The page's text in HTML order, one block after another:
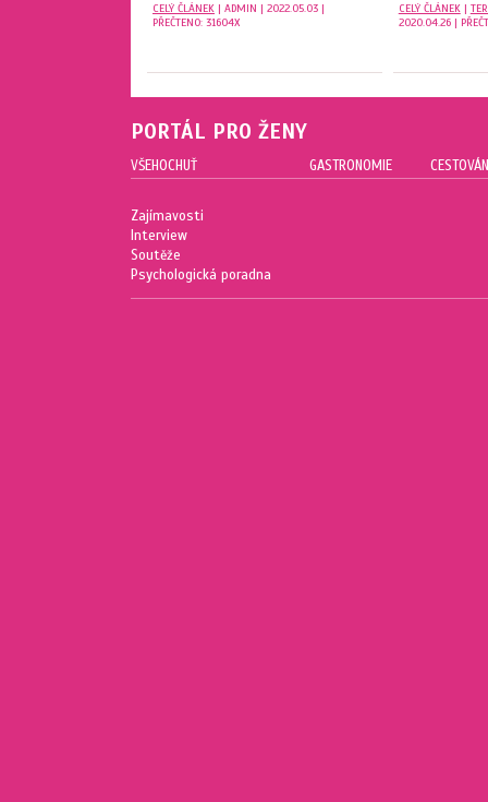
CELÝ ČLÁNEK | ADMIN | 2022.05.03 |
PŘEČTENO: 31604X
CELÝ ČLÁNEK|
2020.04.26 |
PORTÁL PRO ŽENY
VŠEHOCHUŤ
Zajímavosti
Interview
Soutěže
Psychologická poradna
GASTRONOMIE